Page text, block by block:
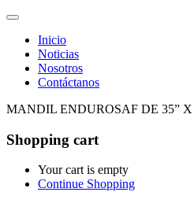
Inicio
Noticias
Nosotros
Contáctanos
MANDIL ENDUROSAF DE 35”
Shopping cart
Your cart is empty
Continue Shopping